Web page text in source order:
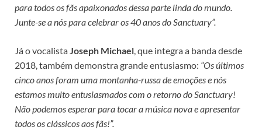
para todos os fãs apaixonados dessa parte linda do mundo.
Junte-se a nós para celebrar os 40 anos do Sanctuary”.
Já o vocalistaJoseph Michael, que integra a banda desde
2018, também demonstra grande entusiasmo: “Os últimos
cinco anos foram uma montanha-russa de emoções e nós
estamos muito entusiasmados com o retorno do Sanctuary!
Não podemos esperar para tocar a música nova e apresentar
todos os clássicos aos fãs!”.